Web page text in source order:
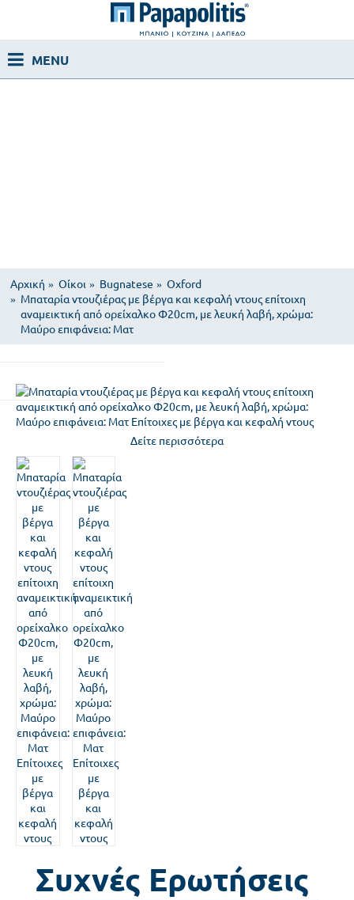
Αρχική Οίκοι Bugnatese
Oxford
Μπαταρία ντουζιέρας με βέργα και κεφαλή ντους επίτοιχη
αναμεικτική από ορείχαλκο Φ20cm, με λευκή λαβή, χρώμα:
Μαύρο επιφάνεια: Ματ
Δείτε περισσότερα
Συχνές Ερωτήσεις